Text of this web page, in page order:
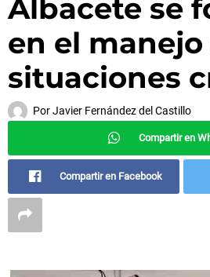
Albacete se
en el manejo
situaciones
PorJavier Fernández del Castillo
Compartir en
Compartir en Facebook